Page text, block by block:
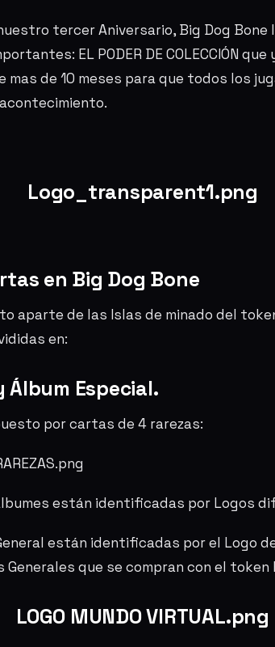
tercer Aniversario, Big Dog Bone
EL PODER DE COLECCIÓN que
mas de 10 meses para que todos los
en Big Dog Bone
aparte de las Islas de minado del
en:
Álbum Especial.
por cartas de 4 rarezas:
están identificadas por Logos
están identificadas por el Logo
Generales que se compran con el token